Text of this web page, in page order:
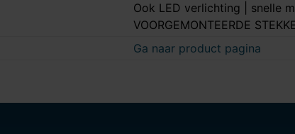
Ook LED verlichting | snelle
VOORGEMONTEERDE
Ga naar product pagina